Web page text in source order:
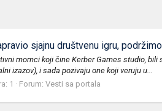
sjajnu društvenu igru,
momci koji čine Kerber Games studio,
izazov), i sada pozivaju one koji veruju u...
1 Forum: Vesti sa portala